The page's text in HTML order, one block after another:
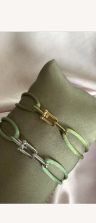
ADD TO CART